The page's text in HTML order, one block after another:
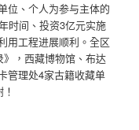
位、个人为参与主体的
时间、投资3亿元实施
用工程进展顺利。全区
，西藏博物馆、布达
管理处4家古籍收藏单